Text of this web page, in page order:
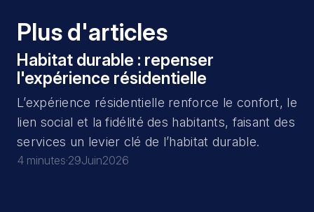
Plus d'articles
Article
Habitat durable : repenser
l'expérience résidentielle
L’expérience résidentielle renforce le confort, le
lien social et la fidélité des habitants, faisant des
services un levier clé de l’habitat durable.
4 minutes·29Juin2026